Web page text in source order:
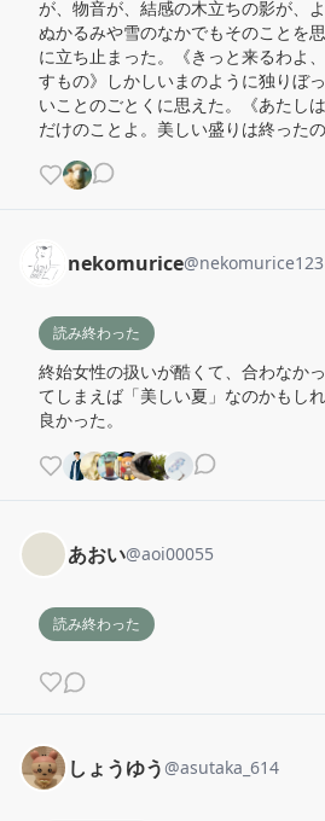
が、物音が、結感の木立ちの影が、
ぬかるみや雪のなかでもそのことを
に立ち止まった。《きっと来るわよ
すもの》しかしいまのように独りぼ
いことのごとくに思えた。《あたし
だけのことよ。美しい盛りは終ったの
nekomurice@nekomurice123
読み終わった
終始女性の扱いが酷くて、合わなか
てしまえば「美しい夏」なのかもし
良かった。
あおい@aoi00055
読み終わった
しょうゆう @asutaka_614